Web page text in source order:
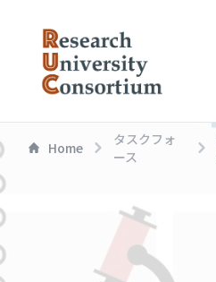
Home
タスクフォ
ース